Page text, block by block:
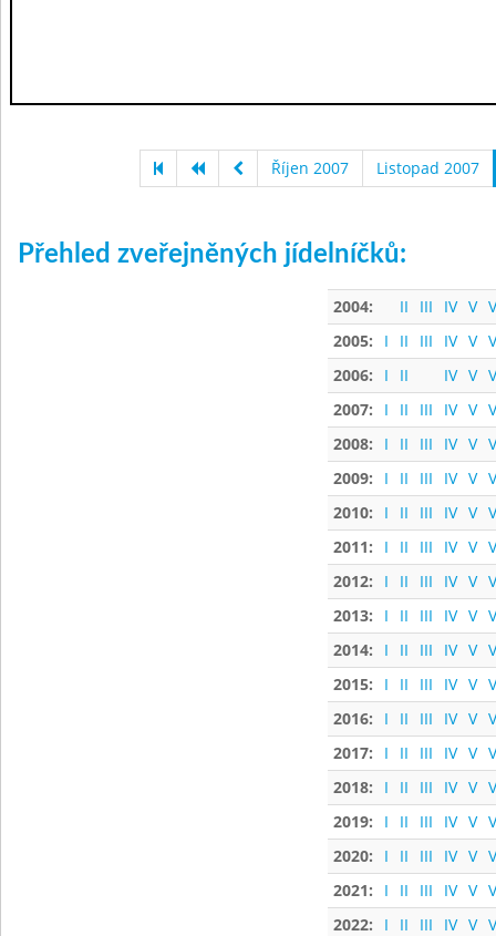
Říjen 2007 Listopad 2007
Přehled zveřejněných jídelníčků:
2004: II III IV V
2005:
I II III IV V
2006:
I II IV V
2007:
I II III IV V
2008:
I II III IV V
2009:
I II III IV V
2010:
I II III IV V
2011:
I II III IV V
2012:
I II III IV V
2013:
I II III IV V
2014:
I II III IV V
2015:
I II III IV V
2016:
I II III IV V
2017:
I II III IV V
2018:
I II III IV V
2019:
I II III IV V
2020:
I II III IV V
2021:
I II III IV V
2022:
I II III IV V